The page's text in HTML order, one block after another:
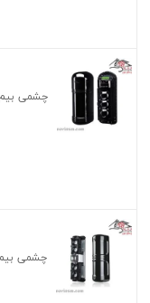
چشمی بیم خطی
چشمی بیم خطی